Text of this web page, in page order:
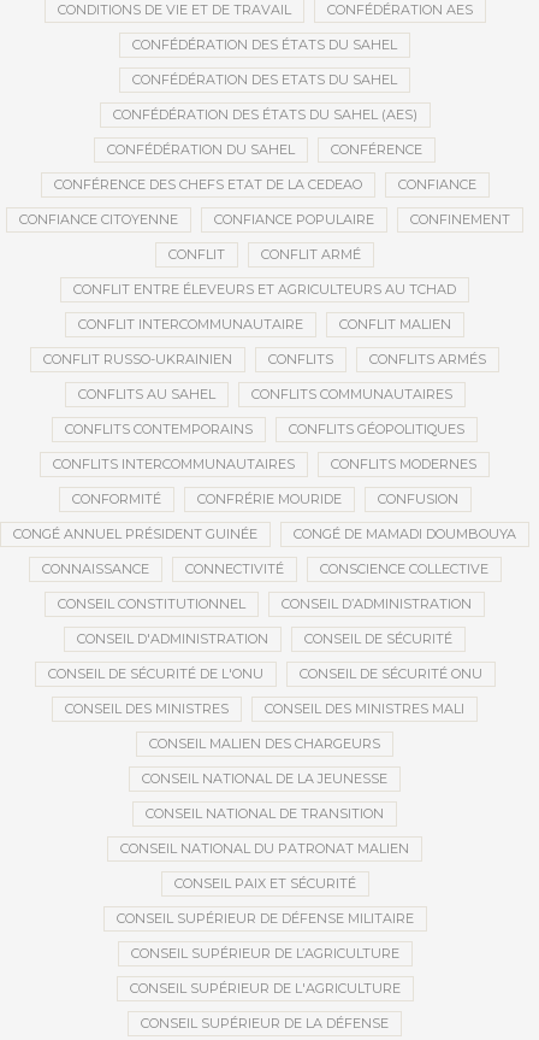
CONDITIONS DE VIE ET DE TRAVAIL CONFÉDÉRATION AES
CONFÉDÉRATION DES ÉTATS DU SAHEL
CONFÉDÉRATION DES ETATS DU SAHEL
CONFÉDÉRATION DES ÉTATS DU SAHEL (AES)
CONFÉDÉRATION DU SAHEL CONFÉRENCE
CONFÉRENCE DES CHEFS ETAT DE LA CEDEAO CONFIANCE
CONFIANCE CITOYENNE CONFIANCE POPULAIRE CONFINEMENT
CONFLIT CONFLIT ARMÉ
CONFLIT ENTRE ÉLEVEURS ET AGRICULTEURS AU TCHAD
CONFLIT INTERCOMMUNAUTAIRE CONFLIT MALIEN
CONFLIT RUSSO-UKRAINIEN CONFLITS CONFLITS ARMÉS
CONFLITS AU SAHEL CONFLITS COMMUNAUTAIRES
CONFLITS CONTEMPORAINS CONFLITS GÉOPOLITIQUES
CONFLITS INTERCOMMUNAUTAIRES CONFLITS MODERNES
CONFORMITÉ CONFRÉRIE MOURIDE CONFUSION
CONGÉ ANNUEL PRÉSIDENT GUINÉE CONGÉ DE MAMADI DOUMBOUYA
CONNAISSANCE CONNECTIVITÉ CONSCIENCE COLLECTIVE
CONSEIL CONSTITUTIONNEL CONSEIL D’ADMINISTRATION
CONSEIL D'ADMINISTRATION CONSEIL DE SÉCURITÉ
CONSEIL DE SÉCURITÉ DE L'ONU CONSEIL DE SÉCURITÉ ONU
CONSEIL DES MINISTRES CONSEIL DES MINISTRES MALI
CONSEIL MALIEN DES CHARGEURS
CONSEIL NATIONAL DE LA JEUNESSE
CONSEIL NATIONAL DE TRANSITION
CONSEIL NATIONAL DU PATRONAT MALIEN
CONSEIL PAIX ET SÉCURITÉ
CONSEIL SUPÉRIEUR DE DÉFENSE MILITAIRE
CONSEIL SUPÉRIEUR DE L’AGRICULTURE
CONSEIL SUPÉRIEUR DE L'AGRICULTURE
CONSEIL SUPÉRIEUR DE LA DÉFENSE